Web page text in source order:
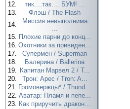
12.
тик....так.... БУМ! ...
13.
Флэш / The Flash
14.
Миссия невыполнима:
...
15. Плохие парни до конц...
16. Охотники за привиден...
17.
Супермен / Superman
18.
Балерина / Ballerina
19. Капитан Марвел 2 / T...
20.
Трон: Арес / Tron: A...
21. Громовержцы* / Thund...
22. Аватар: Пламя и пепе...
23. Как приручить дракон...